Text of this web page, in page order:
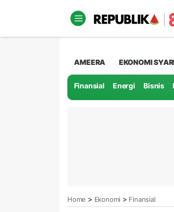
AMEERA EKONOMI
Finansial Energi Bisnis
Home > Ekonomi > Finansial